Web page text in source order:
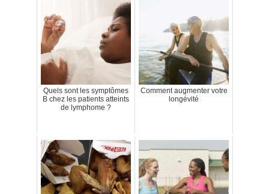
Quels sont les symptômes
B chez les patients atteints
de lymphome ?
Comment augmenter votre
longévité